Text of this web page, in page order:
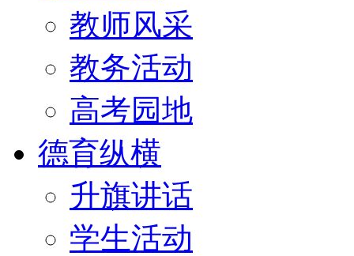
教师风采
教务活动
高考园地
德育纵横
升旗讲话
学生活动